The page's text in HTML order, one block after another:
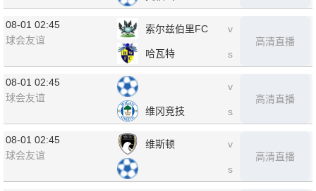
08-01 02:45
球会友谊
索尔兹伯里FC
哈瓦特
v
s
高清直播
08-01 02:45
球会友谊
维冈竞技
v
s
高清直播
08-01 02:45
球会友谊
维斯顿 v
s
高清直播